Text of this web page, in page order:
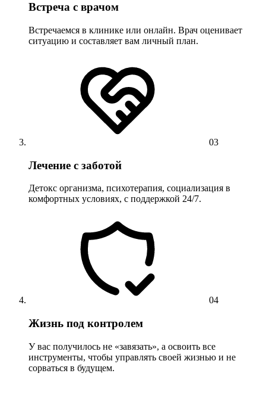
Встреча с врачом
Встречаемся в клинике или онлайн. Врач оценивает
ситуацию и составляет вам личный план.
03
Лечение с заботой
Детокс организма, психотерапия, социализация в
комфортных условиях, с поддержкой 24/7.
04
Жизнь под контролем
У вас получилось не «завязать», а освоить все
инструменты, чтобы управлять своей жизнью и не
сорваться в будущем.